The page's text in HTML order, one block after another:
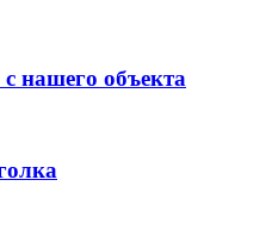
нашего объекта